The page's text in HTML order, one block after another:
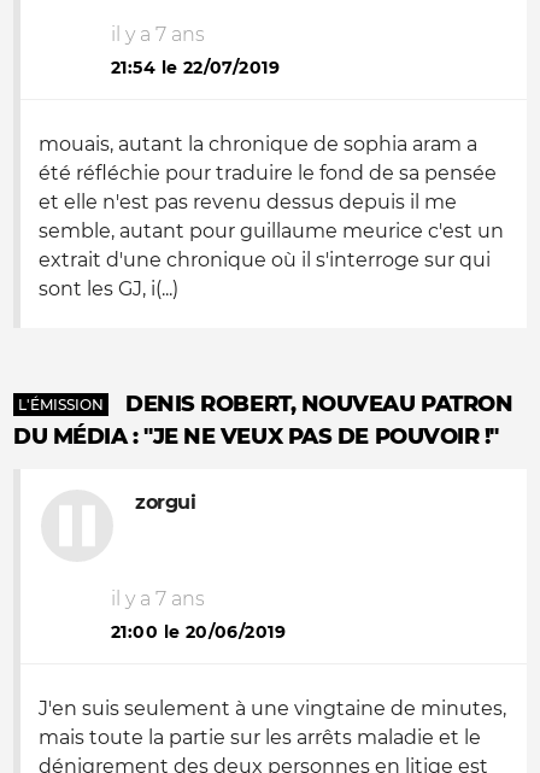
il y a 7 ans
21:54 le 22/07/2019
mouais, autant la chronique de sophia aram a
été réfléchie pour traduire le fond de sa pensée
et elle n'est pas revenu dessus depuis il me
semble, autant pour guillaume meurice c'est un
extrait d'une chronique où il s'interroge sur qui
sont les GJ, i(...)
L'ÉMISSION
DENIS ROBERT, NOUVEAU PATRON
DU MÉDIA : "JE NE VEUX PAS DE POUVOIR !"
zorgui
il y a 7 ans
21:00 le 20/06/2019
J'en suis seulement à une vingtaine de minutes,
mais toute la partie sur les arrêts maladie et le
dénigrement des deux personnes en litige est